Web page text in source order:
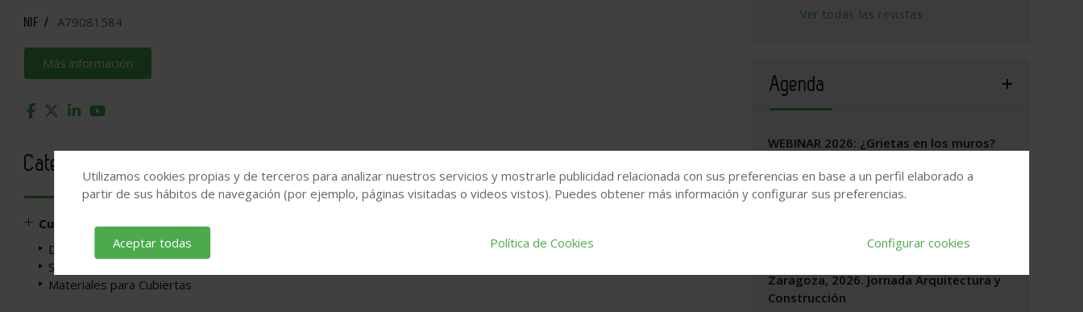
NIF / A79081584
Más información
Categorías
Cubiertas, cerramientos y divisiones
Divisiones de Bloques
Sistemas de Cubiertas
Materiales para Cubiertas
Ver todas las revistas
Agenda
WEBINAR 2026: ¿Grietas en los muros?
Valladolid, 2026. Jornada Arquitectura y
22 de septiembre, 2026/Valladolid
Zaragoza, 2026. Jornada Arquitectura y
Construcción
Utilizamos cookies propias y de terceros para analizar nuestros servicios y mostrarle publicidad relacionada con sus preferencias en base a un perfil elaborado a
partir de sus hábitos de navegación (por ejemplo, páginas visitadas o videos vistos). Puedes obtener más información y configurar sus preferencias.
Aceptar todas Política de Cookies Configurar cookies